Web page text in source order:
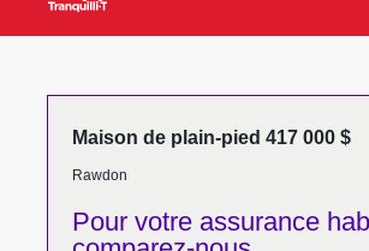
Maison de plain-pied 417 000 $
Rawdon
Pour votreassurance